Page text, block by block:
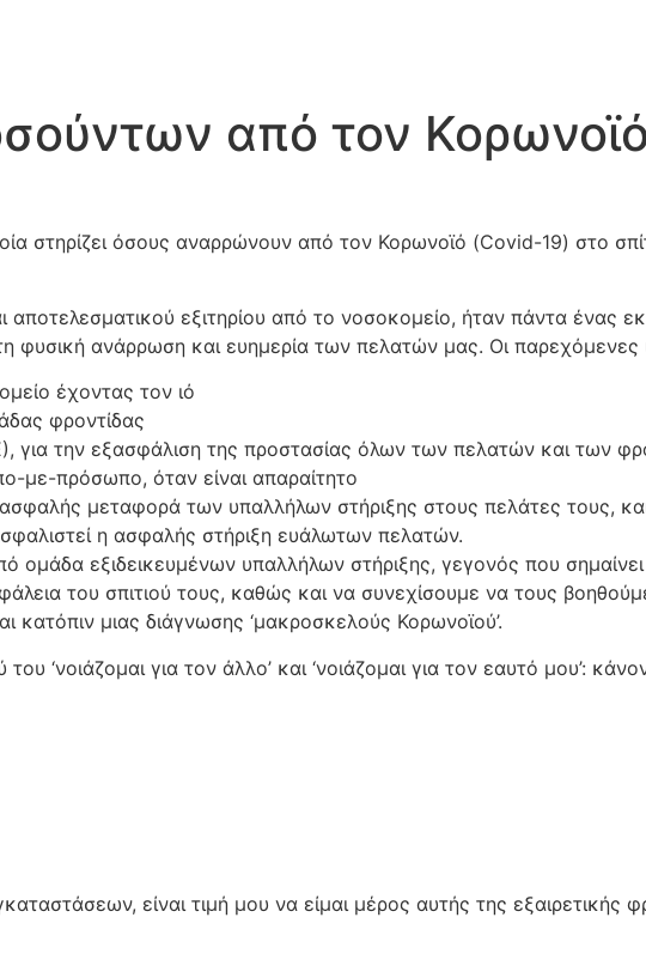
από τον
στηρίζει όσους αναρρώνουν από τον Κορωνοϊό (Covid-19) στο
εξιτηρίου από το νοσοκομείο, ήταν πάντα ένας
φυσική ανάρρωση και ευημερία των πελατών μας. Οι παρεχόμενες
έχοντας τον ιό
φροντίδας
την εξασφάλιση της προστασίας όλων των πελατών και των
με-πρόσωπο, όταν είναι απαραίτητο
μεταφορά των υπαλλήλων στήριξης στους πελάτες τους,
η ασφαλής στήριξη ευάλωτων πελατών.
ομάδα εξιδεικευμένων υπαλλήλων στήριξης, γεγονός που
του σπιτιού τους, καθώς και να συνεχίσουμε να τους
μιας διάγνωσης ‘μακροσκελούς Κορωνοϊού’.
‘νοιάζομαι για τον άλλο’ και ‘νοιάζομαι για τον εαυτό μου’:
είναι τιμή μου να είμαι μέρος αυτής της εξαιρετικής